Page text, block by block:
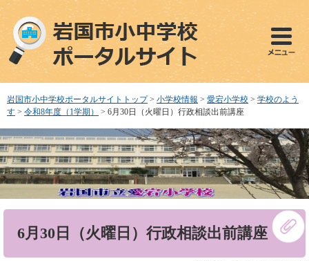
ペ
で
す
メ
ば
し
本
文
へ
岩国市小中学校ポータルサイトトップ > 小学校情報 > 愛宕小学校 > 学校のよう
す > 令和8年度（1学期） > 6月30日（火曜日）行政相談出前講座
6月30日（火曜日）行政相談出前講座